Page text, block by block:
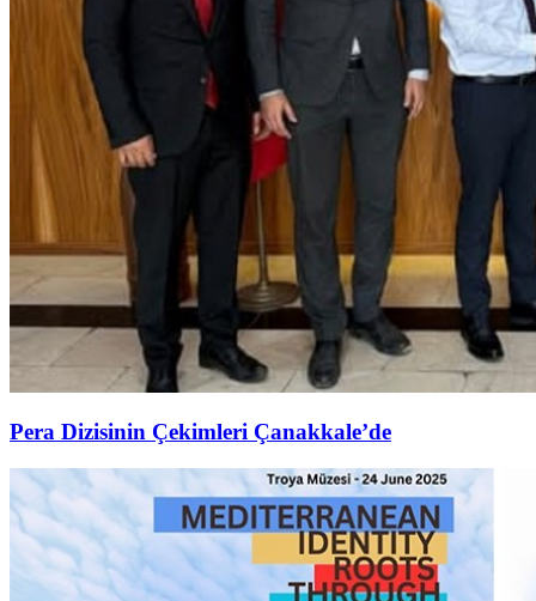
Pera Dizisinin Çekimleri Çanakkale’de